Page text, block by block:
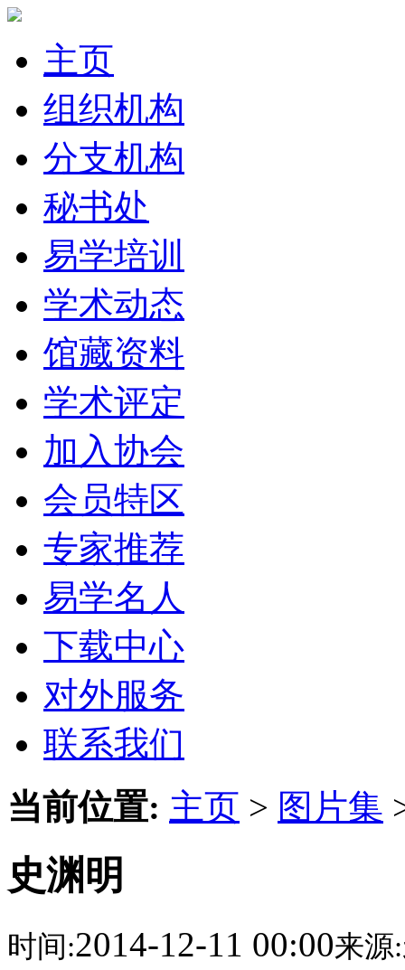
主页
组织机构
分支机构
秘书处
易学培训
学术动态
馆藏资料
学术评定
加入协会
会员特区
专家推荐
易学名人
下载中心
对外服务
联系我们
当前位置: 主页 > 图片集
史渊明
时间:2014-12-11 00:00来源: